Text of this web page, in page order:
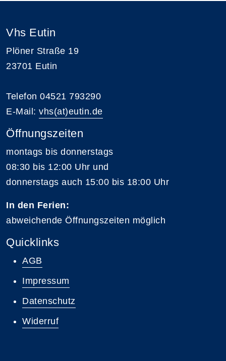
Vhs Eutin
Plöner Straße 19
23701 Eutin
Telefon 04521 793290
E-Mail: vhs(at)eutin.de
Öffnungszeiten
montags bis donnerstags
08:30 bis 12:00 Uhr und
donnerstags auch 15:00 bis 18:00 Uhr
In den Ferien:
abweichende Öffnungszeiten möglich
Quicklinks
AGB
Impressum
Datenschutz
Widerruf